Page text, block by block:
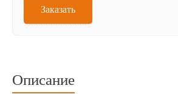
Заказать
Описание